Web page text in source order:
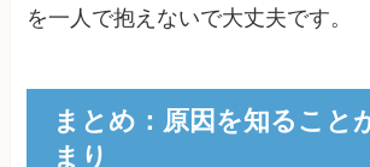
を一人で抱えないで大丈夫です。
まとめ：原因を知ること
まり